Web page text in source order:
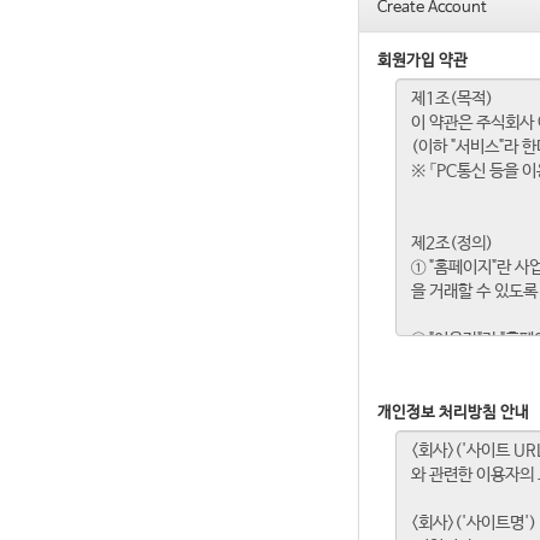
Create Account
회원가입 약관
개인정보 처리방침 안내